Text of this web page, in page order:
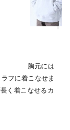
ソー。胸元には
フに着こなせま
く着こなせるカ